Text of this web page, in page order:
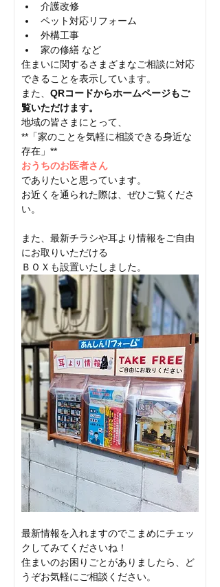
介護改修
ペット対応リフォーム
外構工事
家の修繕 など
住まいに関するさまざまなご相談に対応
できることを表示しています。
また、 QRコードからホームページもご
覧いただけます。
地域の皆さまにとって、
**「家のことを気軽に相談できる身近な
存在」**
おうちのお医者さん
でありたいと思っています。
お近くを通られた際は、ぜひご覧くださ
い。
また、最新チラシや耳より情報をご自由
にお取りいただける
ＢＯＸも設置いたしました。
最新情報を入れますのでこまめにチェッ
クしてみてくださいね！
住まいのお困りごとがありましたら、ど
うぞお気軽にご相談ください。